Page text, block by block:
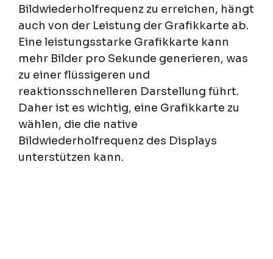
Bildwiederholfrequenz zu erreichen, hängt
auch von der Leistung der Grafikkarte ab.
Eine leistungsstarke Grafikkarte kann
mehr Bilder pro Sekunde generieren, was
zu einer flüssigeren und
reaktionsschnelleren Darstellung führt.
Daher ist es wichtig, eine Grafikkarte zu
wählen, die die native
Bildwiederholfrequenz des Displays
unterstützen kann.